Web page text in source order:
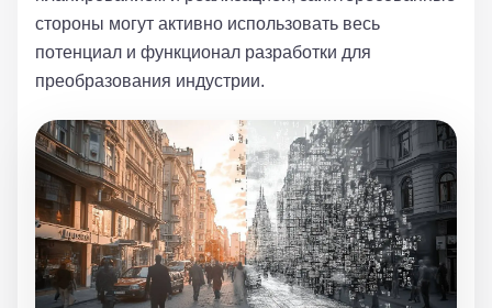
стороны могут активно использовать весь
потенциал и функционал разработки для
преобразования индустрии.